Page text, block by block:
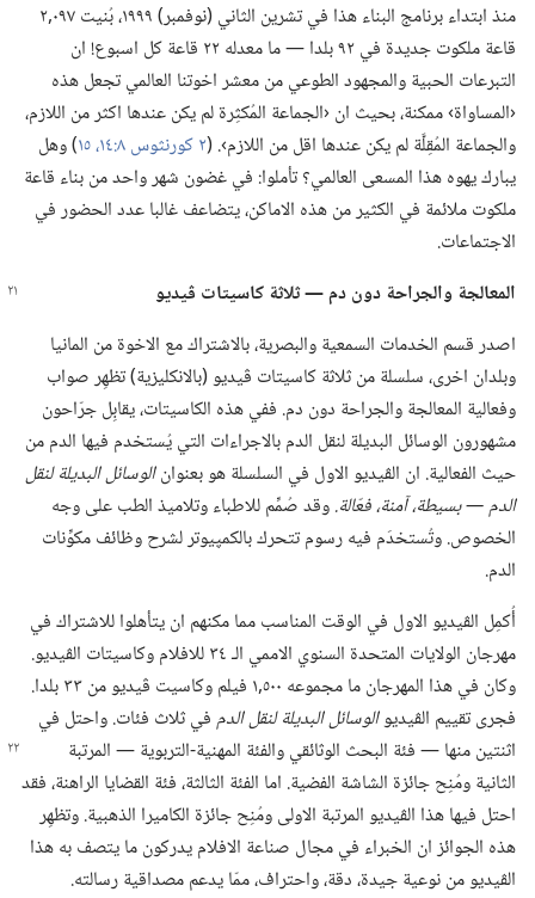
منذ ابتداء برنامج البناء هذا في تشرين الثاني (‏نوفمبر)‏ ١٩٩٩،‏ بُنيت ٠٩٧‏,٢
قاعة ملكوت جديدة في ٩٢ بلدا —‏ ما معدله ٢٢ قاعة كل اسبوع!‏ ان
التبرعات الحبية والمجهود الطوعي من معشر اخوتنا العالمي تجعل هذه
‹المساواة› ممكنة،‏ بحيث ان ‹الجماعة المُكثِرة لم يكن عندها اكثر من اللازم،‏
والجماعة المُقِلَّة لم يكن عندها اقل من اللازم›.‏ (‏٢ كورنثوس ٨:‏١٤،‏ ١٥
‏)‏ وهل
يبارك يهوه هذا المسعى العالمي؟‏ تأملوا:‏ في غضون شهر واحد من بناء قاعة
ملكوت ملائمة في الكثير من هذه الاماكن،‏ يتضاعف غالبا عدد الحضور في
الاجتماعات.‏
المعالجة والجراحة دون دم —‏ ثلاثة كاسيتات ڤيديو
اصدر قسم الخدمات السمعية والبصرية،‏ بالاشتراك مع الاخوة من المانيا
وبلدان اخرى،‏ سلسلة من ثلاثة كاسيتات ڤيديو (‏بالانكليزية)‏ تظهِر صواب
وفعالية المعالجة والجراحة دون دم.‏ ففي هذه الكاسيتات،‏ يقابِل جرّاحون
مشهورون الوسائل البديلة لنقل الدم بالاجراءات التي يُستخدم فيها الدم من
حيث الفعالية.‏ ان الڤيديو الاول في السلسلة هو بعنوانالوسائل البديلة لنقل
الدم —‏ بسيطة،‏ آمنة،‏ فعّالة.‏وقد صُمِّم للاطباء وتلاميذ الطب على وجه
الخصوص.‏ وتُستخدَم فيه رسوم تتحرك بالكمپيوتر لشرح وظائف مكوِّنات
الدم.‏
أُكمِل الڤيديو الاول في الوقت المناسب مما مكنهم ان يتأهلوا للاشتراك في
مهرجان الولايات المتحدة السنوي الاممي الـ‍ ٣٤ للافلام وكاسيتات الڤيديو.‏
وكان في هذا المهرجان ما مجموعه ٥٠٠‏,١ فيلم وكاسيت ڤيديو من ٣٣ بلدا.‏
فجرى تقييم الڤيديوالوسائل البديلة لنقل الدمفي ثلاث فئات.‏ واحتل في
اثنتين منها —‏ فئة البحث الوثائقيوالفئة المهنية-‏التربوية —‏ المرتبة
الثانية ومُنِح جائزة الشاشة الفضية.‏ اما الفئة الثالثة،‏ فئة القضايا الراهنة،‏ فقد
احتل فيها هذا الڤيديو المرتبة الاولى ومُنِح جائزة الكاميرا الذهبية.‏ وتظهِر
هذه الجوائز ان الخبراء في مجال صناعة الافلام يدركون ما يتصف به هذا
الڤيديو من نوعية جيدة،‏ دقة،‏ واحتراف،‏ ممّا يدعم مصداقية رسالته.‏